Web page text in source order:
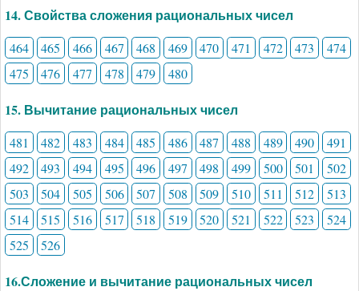
14. Свойства сложения рациональных чисел
464 465 466 467 468 469 470 471 472 473
474
475
476 477 478 479 480
15. Вычитание рациональных чисел
481 482 483 484 485 486 487 488 489 490
491
492
493 494 495 496 497 498 499 500 501
502
503
504 505 506 507 508 509 510 511 512
513
514
515 516 517 518 519 520 521 522 523
524
525
526
16.Сложение и вычитание рациональных чисел